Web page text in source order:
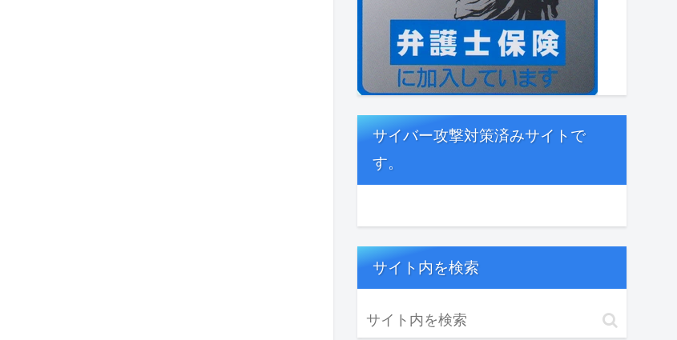
サイバー攻撃対策済みサイトで
す。
サイト内を検索